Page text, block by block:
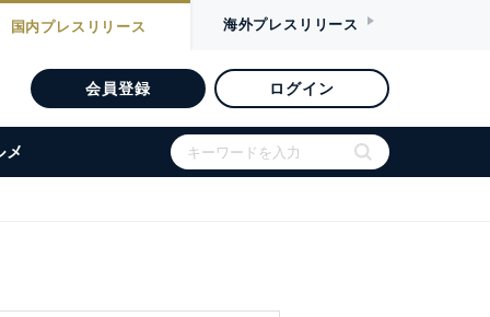
国内プレスリリース 海外プレスリリース
会員登録 ログイン
メ